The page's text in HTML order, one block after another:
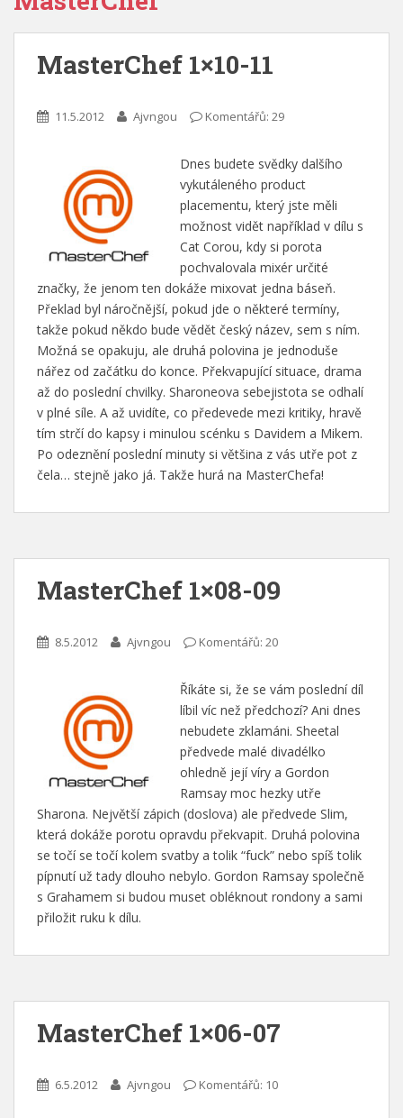
MasterChef 1×10-11
11.5.2012 Ajvngou Komentářů: 29
Dnes budete svědky dalšího
vykutáleného product
placementu, který jste měli
možnost vidět například v dílu s
Cat Corou, kdy si porota
pochvalovala mixér určité
značky, že jenom ten dokáže mixovat jedna báseň.
Překlad byl náročnější, pokud jde o některé termíny,
takže pokud někdo bude vědět český název, sem s ním.
Možná se opakuju, ale druhá polovina je jednoduše
nářez od začátku do konce. Překvapující situace, drama
až do poslední chvilky. Sharoneova sebejistota se odhalí
v plné síle. A až uvidíte, co předevede mezi kritiky, hravě
tím strčí do kapsy i minulou scénku s Davidem a Mikem.
Po odeznění poslední minuty si většina z vás utře pot z
čela… stejně jako já. Takže hurá na MasterChefa!
MasterChef 1×08-09
8.5.2012 Ajvngou Komentářů: 20
Říkáte si, že se vám poslední díl
líbil víc než předchozí? Ani dnes
nebudete zklamáni. Sheetal
předvede malé divadélko
ohledně její víry a Gordon
Ramsay moc hezky utře
Sharona. Největší zápich (doslova) ale předvede Slim,
která dokáže porotu opravdu překvapit. Druhá polovina
se točí se točí kolem svatby a tolik “fuck” nebo spíš tolik
pípnutí už tady dlouho nebylo. Gordon Ramsay společně
s Grahamem si budou muset obléknout rondony a sami
přiložit ruku k dílu.
MasterChef 1×06-07
6.5.2012 Ajvngou Komentářů: 10